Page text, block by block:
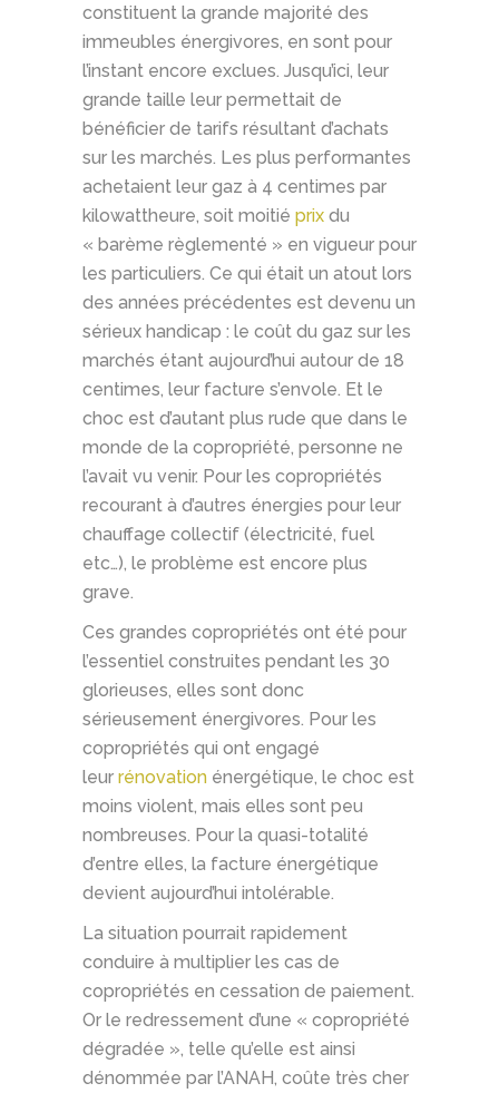
constituent la grande majorité des
immeubles énergivores, en sont pour
l’instant encore exclues. Jusqu’ici, leur
grande taille leur permettait de
bénéficier de tarifs résultant d’achats
sur les marchés. Les plus performantes
achetaient leur gaz à 4 centimes par
kilowattheure, soit moitié prix du
« barème règlementé » en vigueur pour
les particuliers. Ce qui était un atout lors
des années précédentes est devenu un
sérieux handicap : le coût du gaz sur les
marchés étant aujourd’hui autour de 18
centimes, leur facture s’envole. Et le
choc est d’autant plus rude que dans le
monde de la copropriété, personne ne
l’avait vu venir. Pour les copropriétés
recourant à d’autres énergies pour leur
chauffage collectif (électricité, fuel
etc…), le problème est encore plus
grave.
Ces grandes copropriétés ont été pour
l’essentiel construites pendant les 30
glorieuses, elles sont donc
sérieusement énergivores. Pour les
copropriétés qui ont engagé
leur rénovation énergétique, le choc est
moins violent, mais elles sont peu
nombreuses. Pour la quasi-totalité
d’entre elles, la facture énergétique
devient aujourd’hui intolérable.
La situation pourrait rapidement
conduire à multiplier les cas de
copropriétés en cessation de paiement.
Or le redressement d’une « copropriété
dégradée », telle qu’elle est ainsi
dénommée par l’ANAH, coûte très cher